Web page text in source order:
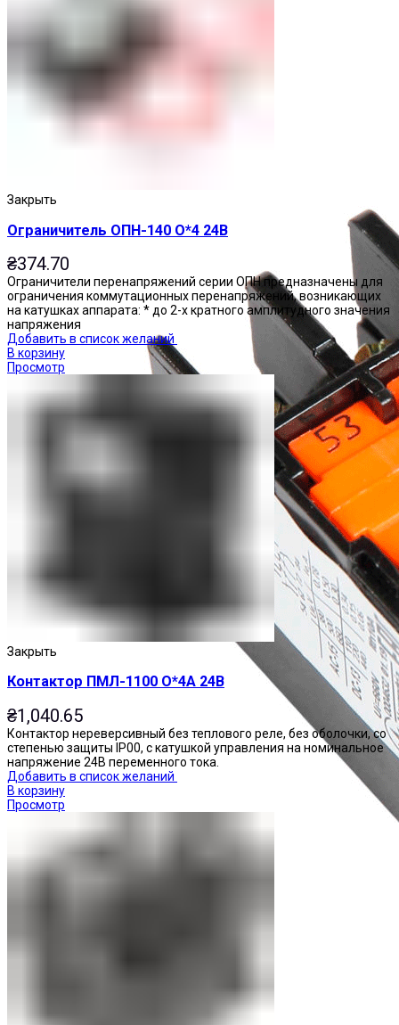
Закрыть
Ограничитель ОПН-140 О*4 24В
₴374.70
Ограничители перенапряжений серии ОПН предназначены для
ограничения коммутационных перенапряжений, возникающих
на катушках аппарата: * до 2-х кратного амплитудного значения
напряжения
Добавить в список желаний
В корзину
Просмотр
Закрыть
Контактор ПМЛ-1100 О*4А 24В
₴1,040.65
Контактор нереверсивный без теплового реле, без оболочки, со
степенью защиты IP00, с катушкой управления на номинальное
напряжение 24В переменного тока.
Добавить в список желаний
В корзину
Просмотр